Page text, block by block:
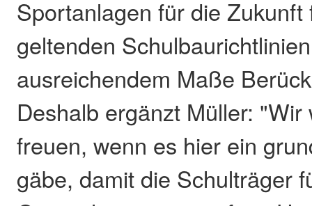
Sportanlagen für die Zukunft
geltenden
ausreichendem Maße
Deshalb ergänzt Müller:
freuen, wenn es hier ein
gäbe, damit die Schulträger